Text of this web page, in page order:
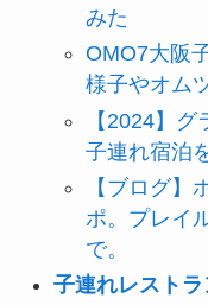
みた
OMO7大阪
様子やオム
【2024】
子連れ宿泊
【ブログ】
ポ。プレイ
で。
子連れレストラ